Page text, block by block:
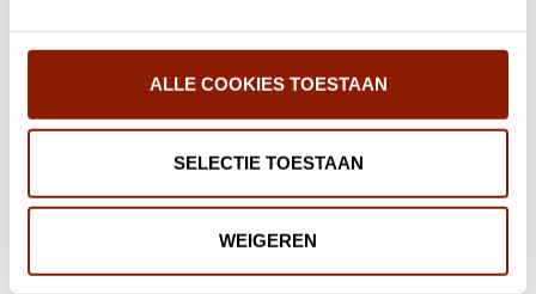
ALLE COOKIES TOESTAAN
SELECTIE TOESTAAN
WEIGEREN
Telefoonnummer